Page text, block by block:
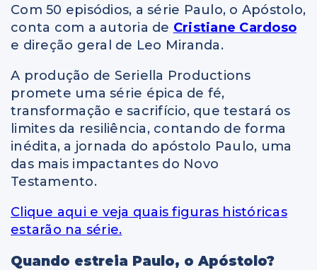
Com 50 episódios, a série Paulo, o Apóstolo,
conta com a autoria de Cristiane Cardoso
e direção geral de Leo Miranda.
A produção de Seriella Productions
promete uma série épica de fé,
transformação e sacrifício, que testará os
limites da resiliência, contando de forma
inédita, a jornada do apóstolo Paulo, uma
das mais impactantes do Novo
Testamento.
Clique aqui e veja quais figuras históricas
estarão na série.
Quando estreia Paulo, o Apóstolo?